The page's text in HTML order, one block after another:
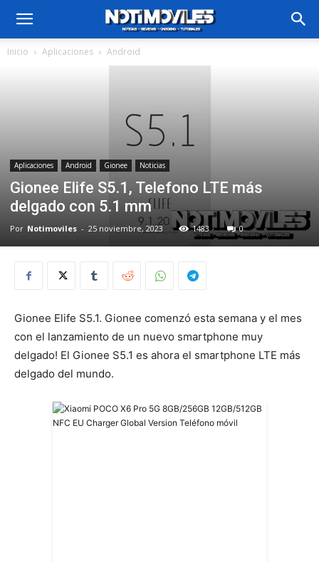
Inicio Aplicaciones Android
Aplicaciones Android Gionee Noticias
Gionee Elife S5.1, Telefono LTE más
delgado con 5.1 mm
Por Notimoviles - 25 noviembre, 2023 1483 0
Gionee Elife S5.1. Gionee comenzó esta semana y el mes
con el lanzamiento de un nuevo smartphone muy
delgado! El Gionee S5.1 es ahora el smartphone LTE más
delgado del mundo.